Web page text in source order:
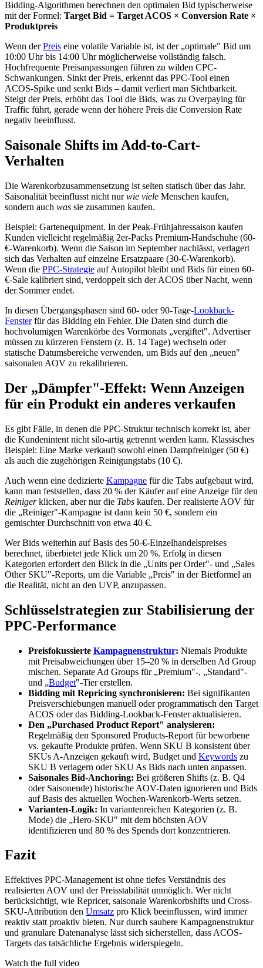
Bidding-Algorithmen berechnen den optimalen Bid typischerweise
mit der Formel: Target Bid = Target ACOS × Conversion Rate ×
Produktpreis
Wenn derPreis eine volatile Variable ist, ist der „optimale" Bid um
10:00 Uhr bis 14:00 Uhr möglicherweise vollständig falsch.
Hochfrequente Preisanpassungen führen zu wilden CPC-
Schwankungen. Sinkt der Preis, erkennt das PPC-Tool einen
ACOS-Spike und senkt Bids – damit verliert man Sichtbarkeit.
Steigt der Preis, erhöht das Tool die Bids, was zu Overpaying für
Traffic führt, gerade wenn der höhere Preis die Conversion Rate
negativ beeinflusst.
Saisonale Shifts im Add-to-Cart-
Verhalten
Die Warenkorbzusammensetzung ist selten statisch über das Jahr.
Saisonalität beeinflusst nicht nurwie viele Menschen kaufen,
sondern auch was sie zusammen kaufen.
Beispiel: Gartenequipment. In der Peak-Frühjahressaison kaufen
Kunden vielleicht regelmäßig 2er-Packs Premium-Handschuhe (60-
€-Warenkorb). Wenn die Saison im September nachlässt, verlagert
sich das Verhalten auf einzelne Ersatzpaare (30-€-Warenkorb).
Wenn die PPC-Strategie auf Autopilot bleibt und Bids für einen 60-
€-Sale kalibriert sind, verdoppelt sich der ACOS über Nacht, wenn
der Sommer endet.
In diesen Übergangsphasen sind 60- oder 90-Tage-Lookback-
Fensterfür das Bidding ein Fehler. Die Daten sind durch die
hochvolumigen Warenkörbe des Vormonats „vergiftet". Advertiser
müssen zu kürzeren Fenstern (z. B. 14 Tage) wechseln oder
statische Datumsbereiche verwenden, um Bids auf den „neuen"
saisonalen AOV zu rekalibrieren.
Der „Dämpfer"-Effekt: Wenn Anzeigen
für ein Produkt ein anderes verkaufen
Es gibt Fälle, in denen die PPC-Struktur technisch korrekt ist, aber
die Kundenintent nicht silo-artig getrennt werden kann. Klassisches
Beispiel: Eine Marke verkauft sowohl einen Dampfreiniger (50 €)
als auch die zugehörigen Reinigungstabs (10 €).
Auch wenn eine dedizierte Kampagne für die Tabs aufgebaut wird,
kann man feststellen, dass 20 % der Käufer auf eine Anzeige für den
Reinigerklicken, aber nur die Tabs kaufen. Der realisierte AOV für
die „Reiniger"-Kampagne ist dann kein 50 €, sondern ein
gemischter Durchschnitt von etwa 40 €.
Wer Bids weiterhin auf Basis des 50-€-Einzelhandelspreises
berechnet, überbietet jede Klick um 20 %. Erfolg in diesen
Kategorien erfordert den Blick in die „Units per Order"- und „Sales
Other SKU"-Reports, um die Variable „Preis" in der Bietformel an
die Realität, nicht an den UVP, anzupassen.
Schlüsselstrategien zur Stabilisierung der
PPC-Performance
Preisfokussierte Kampagnenstruktur: Niemals Produkte
mit Preisabweichungen über 15–20 % in derselben Ad Group
mischen. Separate Ad Groups für „Premium"-, „Standard"-
und „Budget"-Tier erstellen.
Bidding mit Repricing synchronisieren: Bei signifikanten
Preisverschiebungen manuell oder programmatisch den Target
ACOS oder das Bidding-Lookback-Fenster aktualisieren.
Den „Purchased Product Report" analysieren:
Regelmäßig den Sponsored Products-Report für beworbene
vs. gekaufte Produkte prüfen. Wenn SKU B konsistent über
SKUs A-Anzeigen gekauft wird, Budget und Keywords zu
SKU B verlagern oder SKU As Bids nach unten anpassen.
Saisonales Bid-Anchoring: Bei größeren Shifts (z. B. Q4
oder Saisonende) historische AOV-Daten ignorieren und Bids
auf Basis des aktuellen Wochen-Warenkorb-Werts setzen.
Varianten-Logik: In variantenreichen Kategorien (z. B.
Mode) die „Hero-SKU" mit dem höchsten AOV
identifizieren und 80 % des Spends dort konzentrieren.
Fazit
Effektives PPC-Management ist ohne tiefes Verständnis des
realisierten AOV und der Preisstabilität unmöglich. Wer nicht
berücksichtigt, wie Repricer, saisonale Warenkorbshifts und Cross-
SKU-Attribution den Umsatz pro Klick beeinflussen, wird immer
reaktiv statt proaktiv bieten. Nur durch saubere Kampagnenstruktur
und granulare Datenanalyse lässt sich sicherstellen, dass ACOS-
Targets das tatsächliche Ergebnis widerspiegeln.
Watch the full video